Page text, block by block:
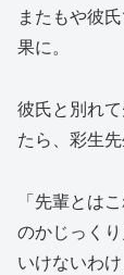
またもや彼
果に。
彼氏と別れ
たら、彩生
「先輩とは
のかじっく
いけないわ